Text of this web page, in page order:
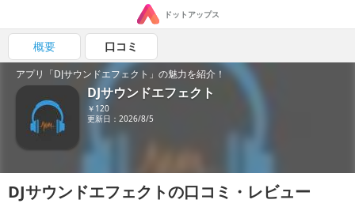
ドットアップス
概要 口コミ
アプリ「DJサウンドエフェクト」の魅力を紹介！
DJサウンドエフェクト
￥120
更新日：2026/8/5
DJサウンドエフェクトの口コミ・レビュー